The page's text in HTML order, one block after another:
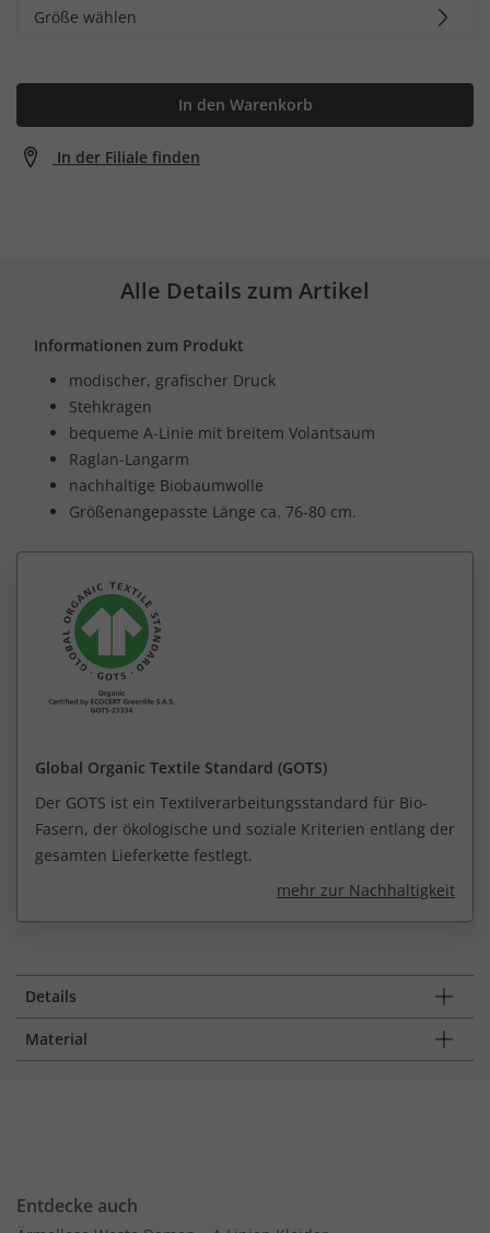
Größe wählen
In den Warenkorb
In der Filiale finden
Alle Details zum Artikel
Informationen zum Produkt
modischer, grafischer Druck
Stehkragen
bequeme A-Linie mit breitem Volantsaum
Raglan-Langarm
nachhaltige Biobaumwolle
Größenangepasste Länge ca. 76-80 cm.
Global Organic Textile Standard (GOTS)
Der GOTS ist ein Textilverarbeitungsstandard für Bio-
Fasern, der ökologische und soziale Kriterien entlang der
gesamten Lieferkette festlegt.
mehr zur Nachhaltigkeit
Details
Material
Entdecke auch